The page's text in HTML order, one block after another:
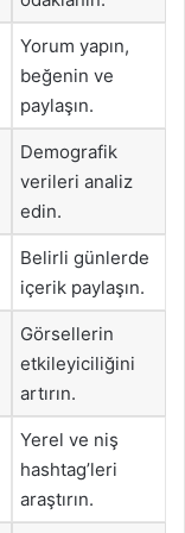
Yorum yapın,
beğenin ve
paylaşın.
Demografik
verileri analiz
edin.
Belirli günlerde
içerik paylaşın.
Görsellerin
etkileyiciliğini
artırın.
Yerel ve niş
hashtag’leri
araştırın.